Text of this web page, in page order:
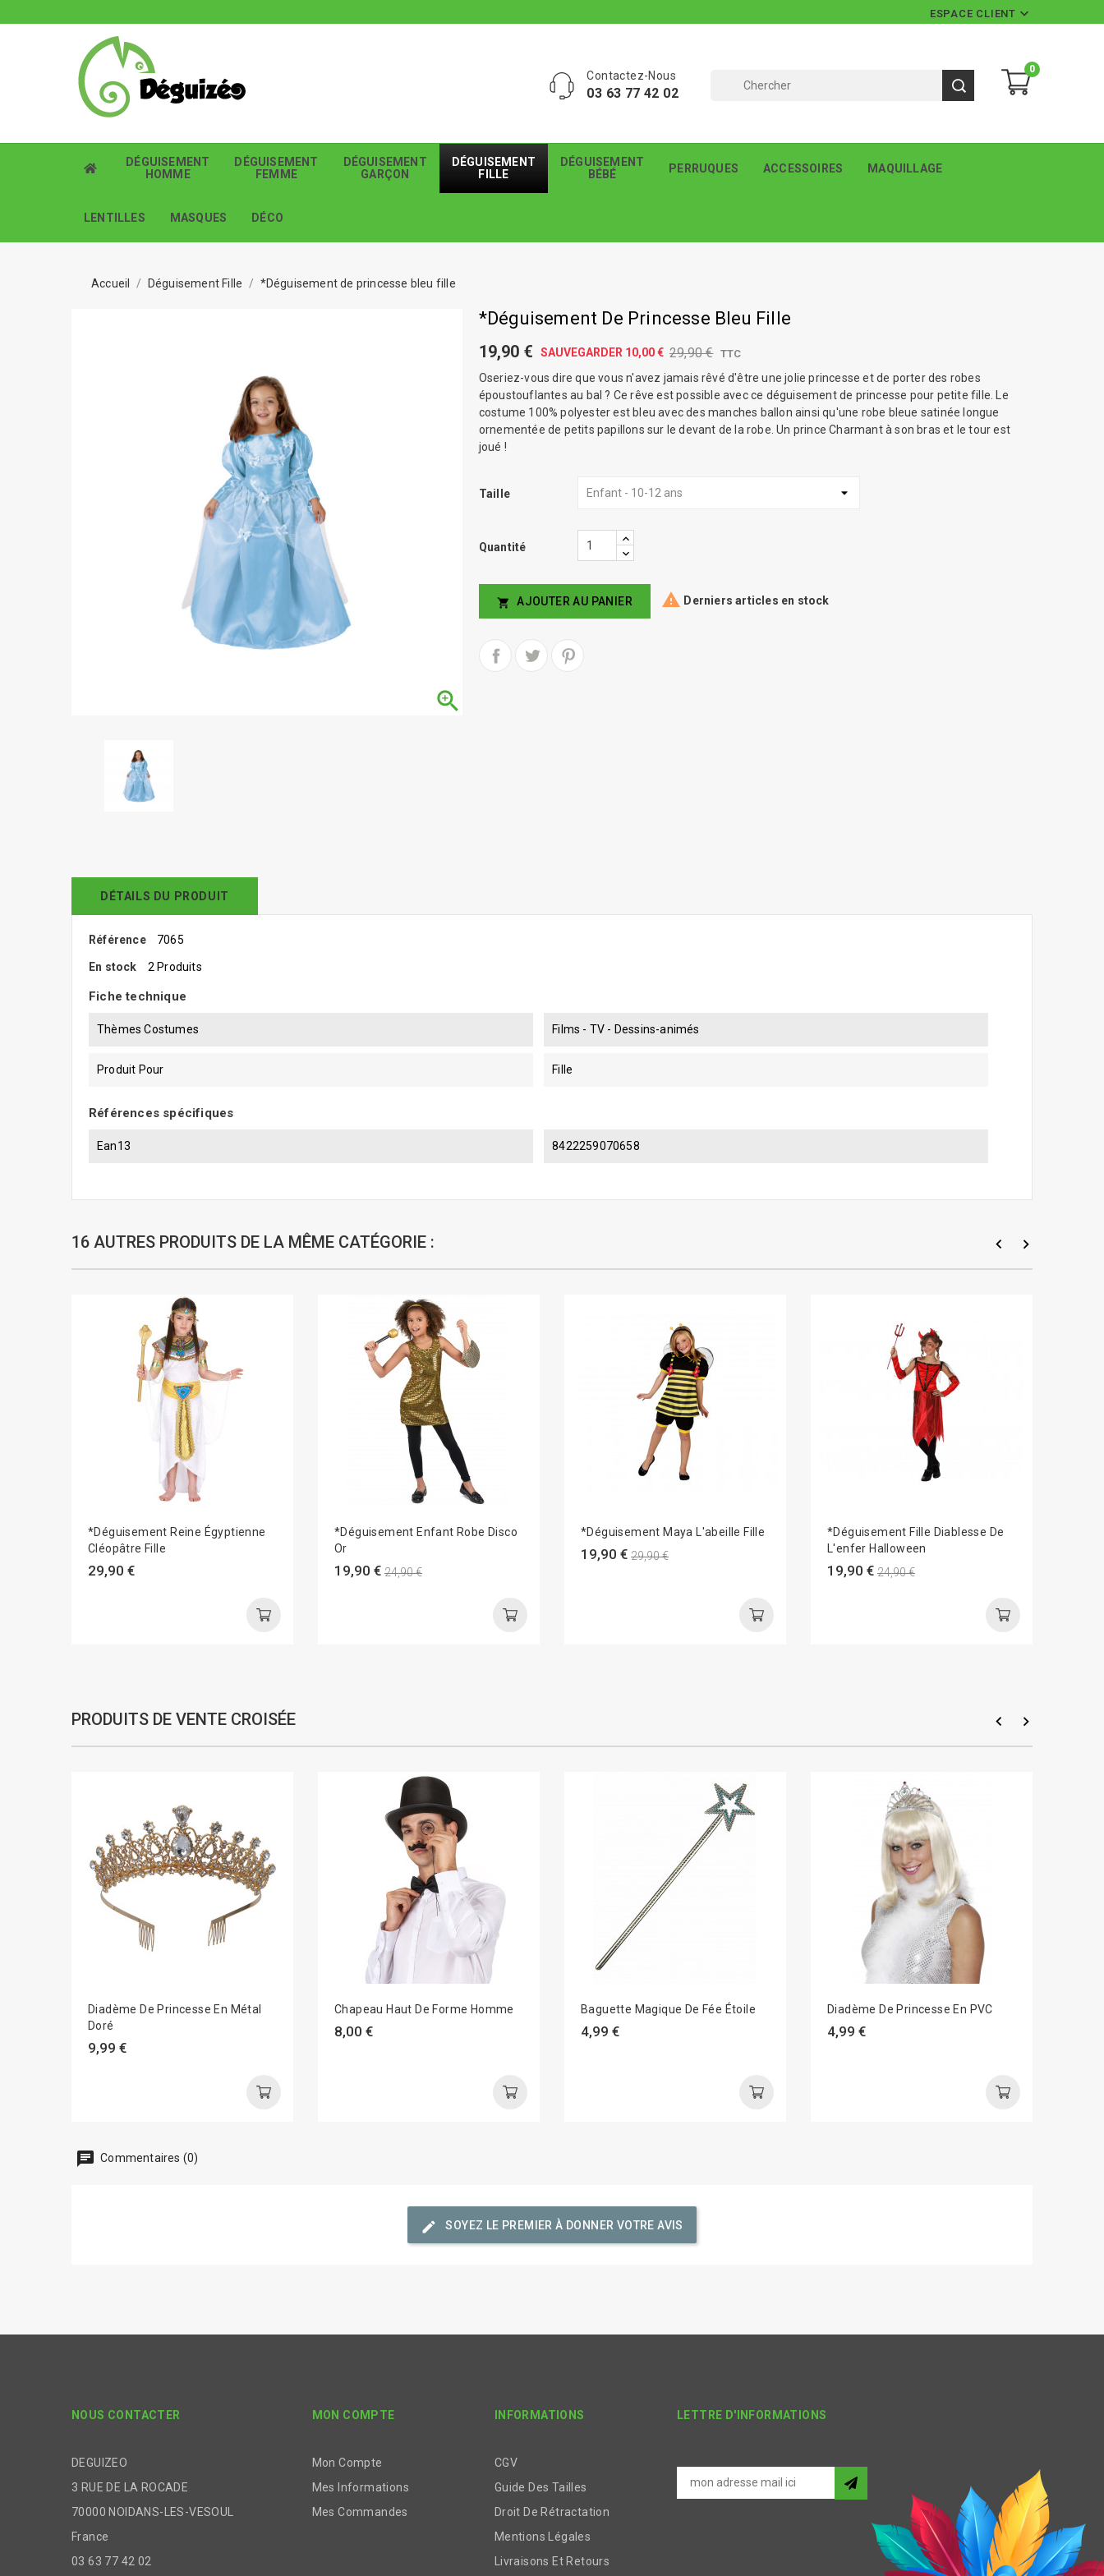
ESPACE CLIENT 
0
Contactez-Nous
03 63 77 42 02
DÉGUISEMENT
HOMME
DÉGUISEMENT
FEMME
DÉGUISEMENT
GARÇON
DÉGUISEMENT
FILLE
DÉGUISEMENT
BÉBÉ
PERRUQUES ACCESSOIRES MAQUILLAGE
LENTILLES MASQUES DÉCO
Accueil Déguisement Fille *Déguisement de princesse bleu fille

*Déguisement De Princesse Bleu Fille
19,90 € SAUVEGARDER 10,00 € 29,90 € TTC
Oseriez-vous dire que vous n'avez jamais rêvé d'être une jolie princesse et de porter des robes
époustouflantes au bal ? Ce rêve est possible avec ce déguisement de princesse pour petite fille. Le
costume 100% polyester est bleu avec des manches ballon ainsi qu'une robe bleue satinée longue
ornementée de petits papillons sur le devant de la robe. Un prince Charmant à son bras et le tour est
joué !
Taille
Quantité
 AJOUTER AU PANIER  Derniers articles en stock
DÉTAILS DU PRODUIT
Référence 7065
En stock 2 Produits
Fiche technique
Thèmes Costumes Films - TV - Dessins-animés
Produit Pour Fille
Références spécifiques
Ean13 8422259070658
16 AUTRES PRODUITS DE LA MÊME CATÉGORIE :
*Déguisement Reine Égyptienne
Cléopâtre Fille
29,90 €
*Déguisement Enfant Robe Disco
Or
19,90 € 24,90 €
*Déguisement Maya L'abeille Fille
19,90 € 29,90 €
*Déguisement Fille Diablesse De
L'enfer Halloween
19,90 € 24,90 €
PRODUITS DE VENTE CROISÉE
Diadème De Princesse En Métal
Doré
9,99 €
Chapeau Haut De Forme Homme
8,00 €
Baguette Magique De Fée Étoile
4,99 €
Diadème De Princesse En PVC
4,99 €
chat Commentaires (0)
edit SOYEZ LE PREMIER À DONNER VOTRE AVIS
NOUS CONTACTER
DEGUIZEO
3 RUE DE LA ROCADE
70000 NOIDANS-LES-VESOUL
France
03 63 77 42 02
MON COMPTE
Mon Compte
Mes Informations
Mes Commandes
INFORMATIONS
CGV
Guide Des Tailles
Droit De Rétractation
Mentions Légales
Livraisons Et Retours
LETTRE D'INFORMATIONS